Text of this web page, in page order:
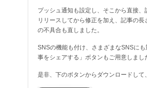
プッシュ通知も設定し、そこから直接、
リリースしてから修正を加え、記事の
の不具合も直しました。
SNSの機能も付け、さまざまなSNSに
事をシェアする」ボタンもご用意しまし
是非、下のボタンからダウンロードして